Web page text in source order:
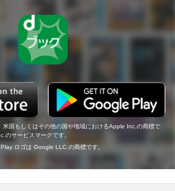
国もしくはその他の国や地域におけるApple Inc.の商標で
サービスマークです。
ロゴは Google LLC の商標です。